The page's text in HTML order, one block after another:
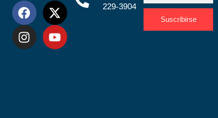
229-3904
Suscribirse